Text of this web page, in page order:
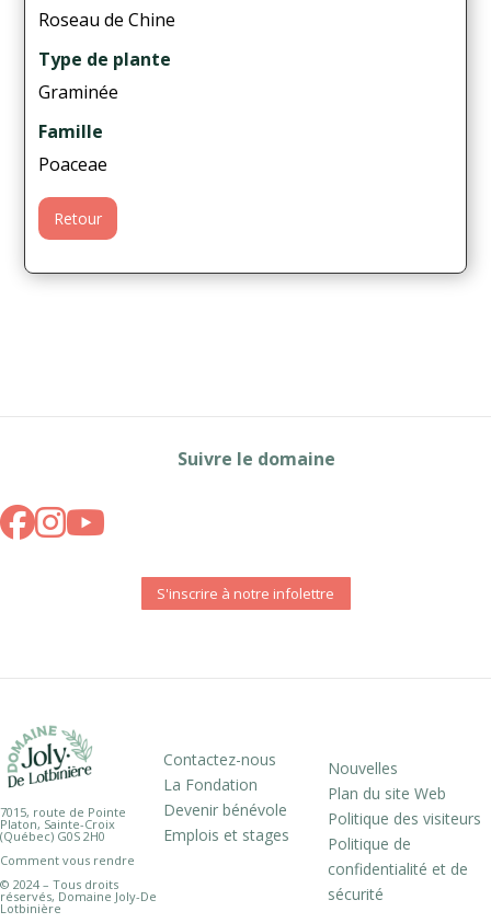
Roseau de Chine
Type de plante
Graminée
Famille
Poaceae
Retour
Suivre le domaine
S'inscrire à notre infolettre
7015, route de Pointe
Platon, Sainte-Croix
(Québec) G0S 2H0
Comment vous rendre
© 2024 – Tous droits
réservés, Domaine Joly-De
Lotbinière
Contactez-nous
La Fondation
Devenir bénévole
Emplois et stages
Nouvelles
Plan du site Web
Politique des visiteurs
Politique de
confidentialité et de
sécurité